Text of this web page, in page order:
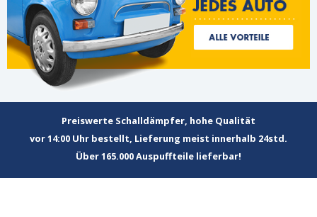
Preiswerte Schalldämpfer, hohe Qualität
vor 14:00 Uhr bestellt, Lieferung meist innerhalb 24std.
Über 165.000 Auspuffteile lieferbar!